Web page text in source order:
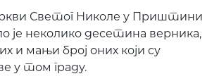
Светог Николе у Приштини
је неколико десетина верника,
и мањи број оних који су
у том граду.